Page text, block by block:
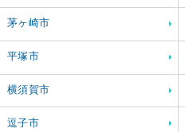
茅ヶ崎市
平塚市
横須賀市
逗子市